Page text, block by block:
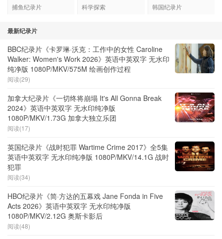
捕鱼纪录片
科学探索 韩国纪录片
最新纪录片
BBC纪录片《卡罗琳·沃克：工作中的女性 Caroline
Walker: Women's Work 2026》英语中英双字 无水印
纯净版 1080P/MKV/575M 绘画创作过程
阅读(29)
加拿大纪录片《一切终将崩塌 It's All Gonna Break
2024》英语中英双字 无水印纯净版
1080P/MKV/1.73G 加拿大独立乐团
阅读(17)
英国纪录片《战时犯罪 Wartime Crime 2017》全5集
英语中英双字 无水印纯净版 1080P/MKV/14.1G 战时
犯罪
阅读(34)
HBO纪录片《简·方达的五幕戏 Jane Fonda in Five
Acts 2026》英语中英双字 无水印纯净版
1080P/MKV/2.12G 奥斯卡影后
阅读(48)